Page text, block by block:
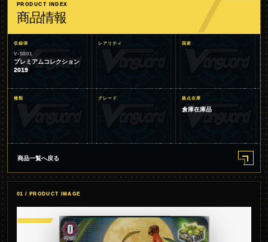
PRODUCT INDEX
商品情報
収録弾
V-SS01
プレミアムコレクション
2019
レアリティ 国家
種類 グレード 拠点在庫
倉庫在庫品
商品一覧へ戻る
01 / PRODUCT IMAGE